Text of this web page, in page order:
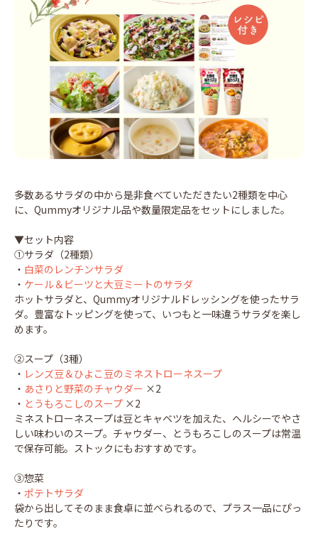
多数あるサラダの中から是非食べていただきたい2種類を中心
に、Qummyオリジナル品や数量限定品をセットにしました。
▼セット内容
①サラダ（2種類）
・ 白菜のレンチンサラダ
・ ケール＆ビーツと大豆ミートのサラダ
ホットサラダと、Qummyオリジナルドレッシングを使ったサラ
ダ。豊富なトッピングを使って、いつもと一味違うサラダを楽し
めます。
②スープ（3種）
・ レンズ豆＆ひよこ豆のミネストローネスープ
・ あさりと野菜のチャウダー ×2
・ とうもろこしのスープ ×2
ミネストローネスープは豆とキャベツを加えた、ヘルシーでやさ
しい味わいのスープ。チャウダー、とうもろこしのスープは常温
で保存可能。ストックにもおすすめです。
③惣菜
・ ポテトサラダ
袋から出してそのまま食卓に並べられるので、プラス一品にぴっ
たりです。